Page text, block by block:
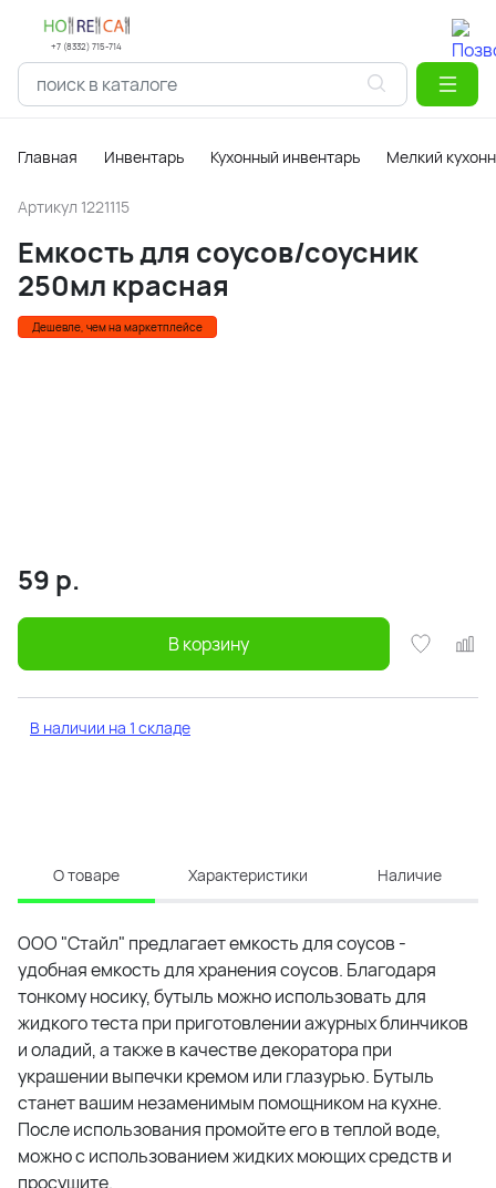
+7 (8332) 715-714
Главная Инвентарь Кухонный инвентарь Мелкий
Артикул 1221115
Емкость для соусов/соусник
250мл красная
Дешевле, чем на маркетплейсе
59 р.
В корзину
В наличии на 1 складе
О товаре Характеристики Наличие
ООО "Стайл" предлагает емкость для соусов -
удобная емкость для хранения соусов. Благодаря
тонкому носику, бутыль можно использовать для
жидкого теста при приготовлении ажурных блинчиков
и оладий, а также в качестве декоратора при
украшении выпечки кремом или глазурью. Бутыль
станет вашим незаменимым помощником на кухне.
После использования промойте его в теплой воде,
можно с использованием жидких моющих средств и
просушите.